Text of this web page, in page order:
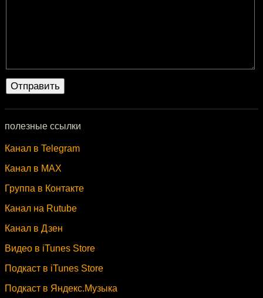
полезные ссылки
Канал в Telegram
Канал в MAX
Группа в Контакте
Канал на Rutube
Канал в Дзен
Видео в iTunes Store
Подкаст в iTunes Store
Подкаст в Яндекс.Музыка